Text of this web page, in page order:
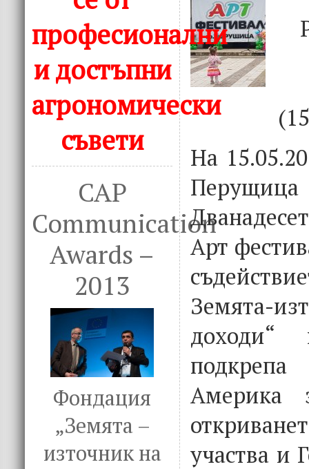
професионални
и достъпни
агрономически
съвети
CAP
Communication
Awards –
2013
Фондация
„Земята –
източник на
На
Арт
доходи“
Америка
участва и